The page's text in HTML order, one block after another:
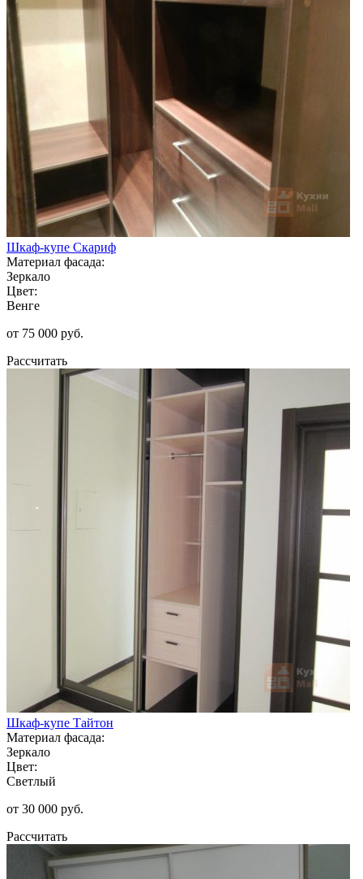
Шкаф-купе Скариф
Материал фасада:
Зеркало
Цвет:
Венге
от 75 000 руб.
Рассчитать
Шкаф-купе Тайтон
Материал фасада:
Зеркало
Цвет:
Светлый
от 30 000 руб.
Рассчитать